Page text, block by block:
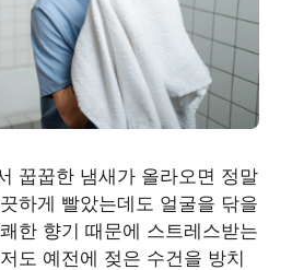
꿉꿉한 냄새가 올라오면 정말
하게 빨았는데도 얼굴을 닦을
한 향기 때문에 스트레스받는
도 예전에 젖은 수건을 방치